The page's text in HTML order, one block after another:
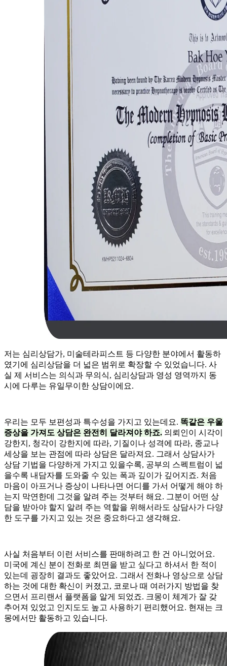
저는 심리상담가, 미술테라피스트 등 다양한 분야에서 활동하
였기에 심리상담을 더 넓은 범위로 확장할 수 있었습니다. 사
실 제 서비스는 의식과 무의식, 심리상담과 영성 영역까지 동
시에 다루는 유일무이한 상담이에요.
우리는 모두 보편성과 특수성을 가지고 있는데요. 똑같은 우울
증상을 가져도 상담은 완전히 달라져야 하죠. 의뢰인이 시각이
강한지, 청각이 강한지에 따라, 기질이나 성격에 따라, 종교나
세상을 보는 관점에 따라 상담은 달라져요. 그래서 상담사가
상담 기법을 다양하게 가지고 있을수록, 공부의 스펙트럼이 넓
을수록 내담자를 도와줄 수 있는 폭과 깊이가 깊어지죠. 처음
마음이 아프거나 증상이 나타나면 어디를 가서 어떻게 해야 하
는지 막연한데 그것을 알려 주는 것부터 해요. 그분이 어떤 상
담을 받아야 할지 알려 주는 역할을 위해서라도 상담사가 다양
한 도구를 가지고 있는 것은 중요하다고 생각해요.
사실 처음부터 이런 서비스를 판매하려고 한 건 아니었어요.
미국에 계신 분이 전화로 최면을 받고 싶다고 하셔서 한 적이
있는데 굉장히 결과도 좋았어요. 그래서 전화나 영상으로 상담
하는 것에 대한 확신이 커졌고, 코로나 때 여러가지 방법을 찾
으면서 프리랜서 플랫폼을 알게 되었죠. 크몽이 체계가 잘 갖
추어져 있었고 인지도도 높고 사용하기 편리했어요. 현재는 크
몽에서만 활동하고 있습니다.